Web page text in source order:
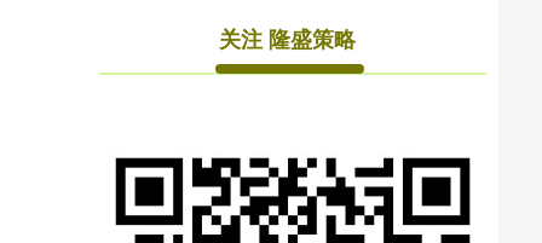
关注 隆盛策略